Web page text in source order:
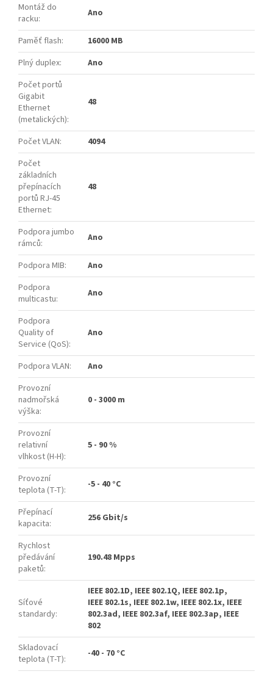
Montáž do
racku: Ano
Paměť flash:
16000 MB
Plný duplex:
Ano
Počet portů
Gigabit
Ethernet
(metalických):
48
Počet VLAN:
4094
Počet
základních
přepínacích
portů RJ-45
Ethernet:
48
Podpora jumbo
rámců: Ano
Podpora MIB:
Ano
Podpora
multicastu: Ano
Podpora
Quality of
Service (QoS):
Ano
Podpora VLAN:
Ano
Provozní
nadmořská
výška:
0 - 3000 m
Provozní
relativní
vlhkost (H-H):
5 - 90 %
Provozní
teplota (T-T): -5 - 40 °C
Přepínací
kapacita: 256 Gbit/s
Rychlost
předávání
paketů:
190.48 Mpps
Síťové
standardy:
IEEE 802.1D, IEEE 802.1Q, IEEE 802.1p,
IEEE 802.1s, IEEE 802.1w, IEEE 802.1x, IEEE
802.3ad, IEEE 802.3af, IEEE 802.3ap, IEEE
802
Skladovací
teplota (T-T): -40 - 70 °C